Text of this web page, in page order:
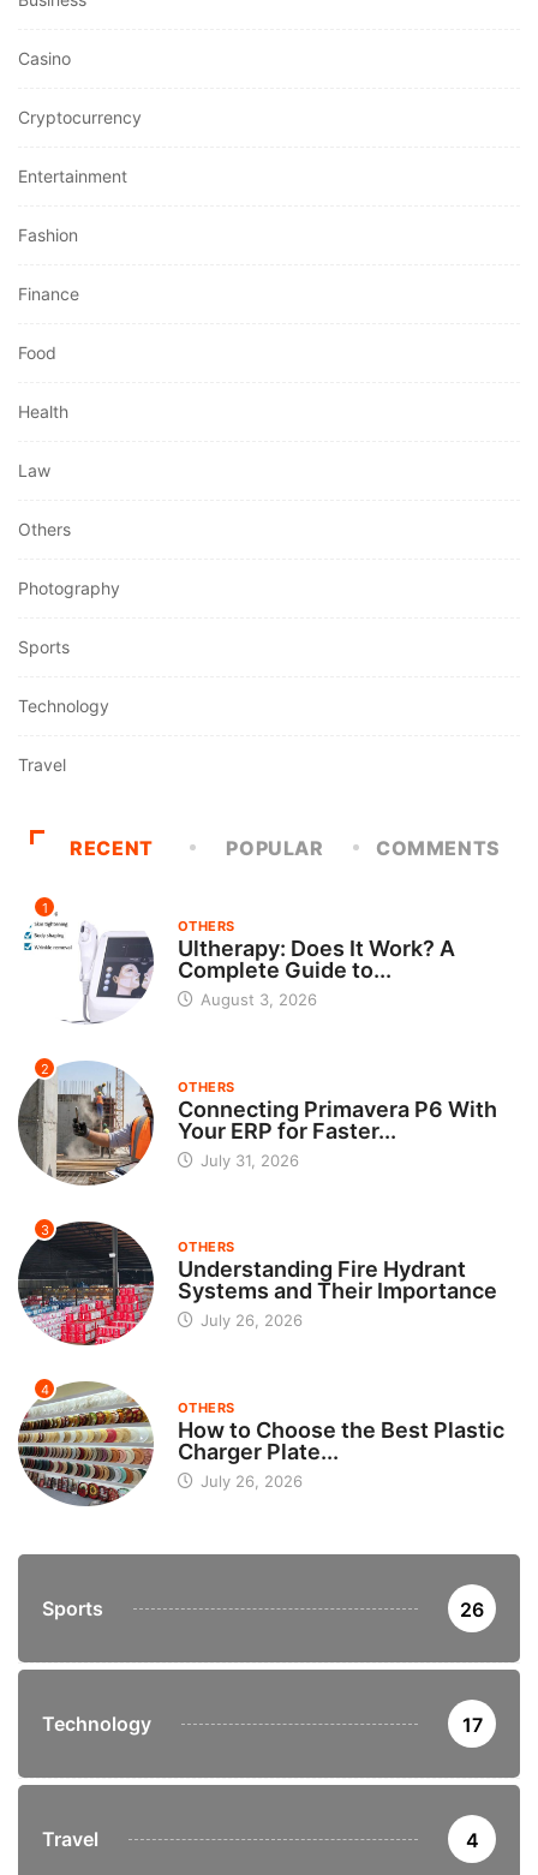
Casino
Cryptocurrency
Entertainment
Fashion
Finance
Food
Health
Law
Others
Photography
Sports
Technology
Travel
RECENT POPULAR COMMENTS
1
OTHERS
Ultherapy: Does It Work? A
Complete Guide to...
August 3, 2026
2
OTHERS
Connecting Primavera P6 With
Your ERP for Faster...
July 31, 2026
3
OTHERS
Understanding Fire Hydrant
Systems and Their Importance
July 26, 2026
4
OTHERS
How to Choose the Best Plastic
Charger Plate...
July 26, 2026
Sports 26
Technology 17
Travel 4